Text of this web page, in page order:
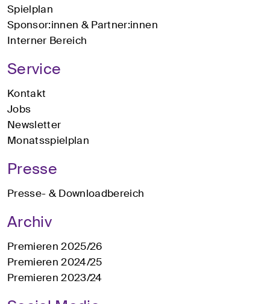
Spielplan
Sponsor:innen & Partner:innen
Interner Bereich
Service
Kontakt
Jobs
Newsletter
Monatsspielplan
Presse
Presse- & Downloadbereich
Archiv
Premieren 2025/26
Premieren 2024/25
Premieren 2023/24